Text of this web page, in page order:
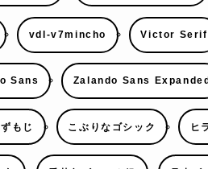
vdl-v7mincho Victor Serif
Sans Zalando Sans Expanded
もじ こぶりなゴシック ヒ